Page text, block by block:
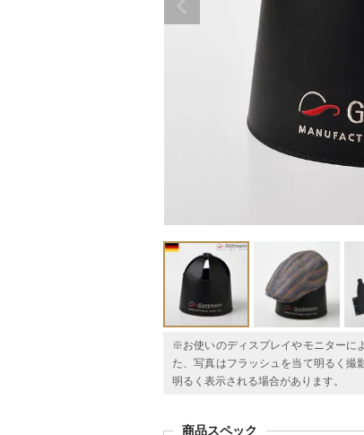
※お使いのディスプレイやモニターに
た、写真はフラッシュを当て明るく撮
明るく表示される場合があります。
商品スペック